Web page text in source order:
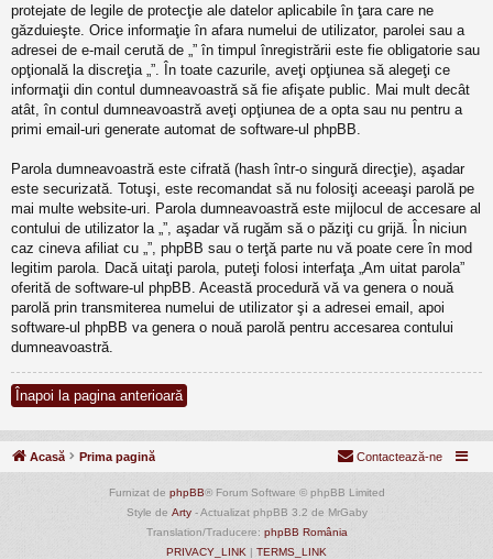
protejate de legile de protecţie ale datelor aplicabile în ţara care ne
găzduieşte. Orice informaţie în afara numelui de utilizator, parolei sau a
adresei de e-mail cerută de „” în timpul înregistrării este fie obligatorie sau
opţională la discreţia „”. În toate cazurile, aveţi opţiunea să alegeţi ce
informaţii din contul dumneavoastră să fie afişate public. Mai mult decât
atât, în contul dumneavoastră aveţi opţiunea de a opta sau nu pentru a
primi email-uri generate automat de software-ul phpBB.
Parola dumneavoastră este cifrată (hash într-o singură direcţie), aşadar
este securizată. Totuşi, este recomandat să nu folosiţi aceeaşi parolă pe
mai multe website-uri. Parola dumneavoastră este mijlocul de accesare al
contului de utilizator la „”, aşadar vă rugăm să o păziţi cu grijă. În niciun
caz cineva afiliat cu „”, phpBB sau o terţă parte nu vă poate cere în mod
legitim parola. Dacă uitaţi parola, puteţi folosi interfaţa „Am uitat parola”
oferită de software-ul phpBB. Această procedură vă va genera o nouă
parolă prin transmiterea numelui de utilizator şi a adresei email, apoi
software-ul phpBB va genera o nouă parolă pentru accesarea contului
dumneavoastră.
Înapoi la pagina anterioară
Acasă Prima pagină Contactează-ne
Furnizat de phpBB® Forum Software © phpBB Limited
Style de Arty- Actualizat phpBB 3.2 de MrGaby
Translation/Traducere: phpBB România
PRIVACY_LINK | TERMS_LINK